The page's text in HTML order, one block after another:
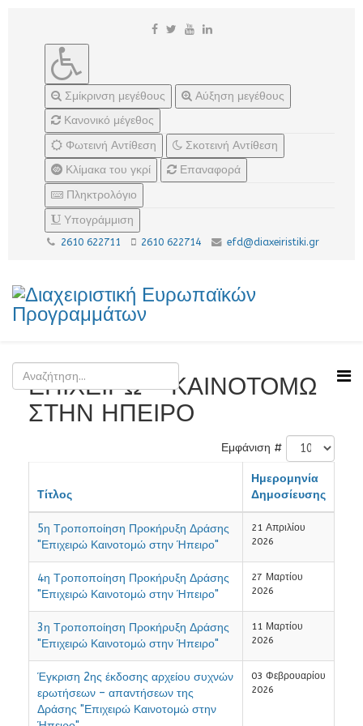
Σμίκρινση μεγέθους
Αύξηση μεγέθους
Κανονικό μέγεθος
Φωτεινή Αντίθεση
Σκοτεινή Αντίθεση
Κλίμακα του γκρί
Επαναφορά
Πληκτρολόγιο
Υπογράμμιση
2610 622711 2610 622714 efd@diaxeiristiki.gr
ΕΠΙΧΕΙΡΩ - ΚΑΙΝΟΤΟΜΩ
ΣΤΗΝ ΗΠΕΙΡΟ
Εμφάνιση #
Τίτλος
Ημερομηνία
Δημοσίευσης
5η Τροποποίηση Προκήρυξη Δράσης
"Επιχειρώ Καινοτομώ στην Ήπειρο"
21 Απριλίου
2026
4η Τροποποίηση Προκήρυξη Δράσης
"Επιχειρώ Καινοτομώ στην Ήπειρο"
27 Μαρτίου
2026
3η Τροποποίηση Προκήρυξη Δράσης
"Επιχειρώ Καινοτομώ στην Ήπειρο"
11 Μαρτίου
2026
Έγκριση 2ης έκδοσης αρχείου συχνών
ερωτήσεων – απαντήσεων της
Δράσης "Επιχειρώ Καινοτομώ στην
03 Φεβρουαρίου
2026